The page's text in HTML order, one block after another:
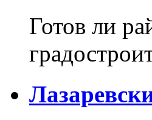
Готов ли